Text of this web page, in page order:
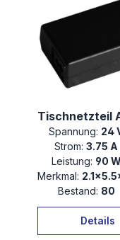
Tischnetzteil
Spannung: 24
Strom: 3.75 A
Leistung: 90 W
Merkmal:
Bestand: 80
Details